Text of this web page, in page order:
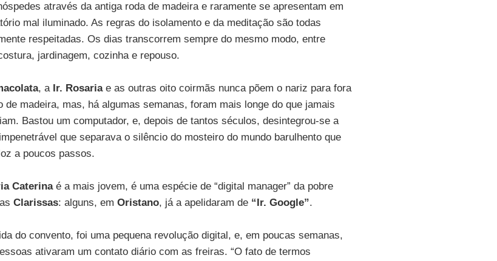
através da antiga roda de madeira e raramente se apresentam em
mal iluminado. As regras do isolamento e da meditação são todas
respeitadas. Os dias transcorrem sempre do mesmo modo, entre
jardinagem, cozinha e repouso.
, a Ir. Rosariae as outras oito coirmãs nunca põem o nariz para fora
de madeira, mas, há algumas semanas, foram mais longe do que jamais
Bastou um computador, e, depois de tantos séculos, desintegrou-se a
que separava o silêncio do mosteiro do mundo barulhento que
a poucos passos.
Caterina é a mais jovem, é uma espécie de “digital manager” da pobre
Clarissas: alguns, em Oristano, já a apelidaram de “Ir. Google”.
do convento, foi uma pequena revolução digital, e, em poucas semanas,
ativaram um contato diário com as freiras. “O fato de termos